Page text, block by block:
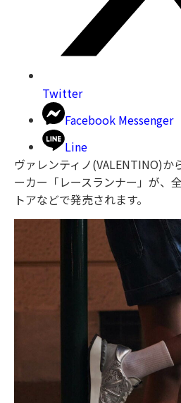
Twitter
Facebook Messenger
Line
ヴァレンティノ(VALENTINO)か
ーカー「レースランナー」が、
トアなどで発売されます。